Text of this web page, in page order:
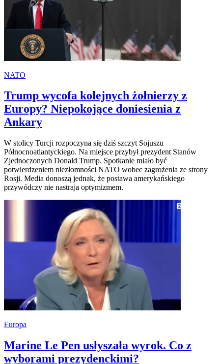
NATO
Trump wycofa kolejnych żołnierzy z
Europy? Niepokojące doniesienia z
Ankary
W stolicy Turcji rozpoczyna się dziś szczyt Sojuszu
Północnoatlantyckiego. Na miejsce przybył prezydent Stanów
Zjednoczonych Donald Trump. Spotkanie miało być
potwierdzeniem niezłomności NATO wobec zagrożenia ze strony
Rosji. Media donoszą jednak, że postawa amerykańskiego
przywódczy nie nastraja optymizmem.
Europa
Marine Le Pen usłyszała wyrok. Co z
wyborami prezydenckimi?